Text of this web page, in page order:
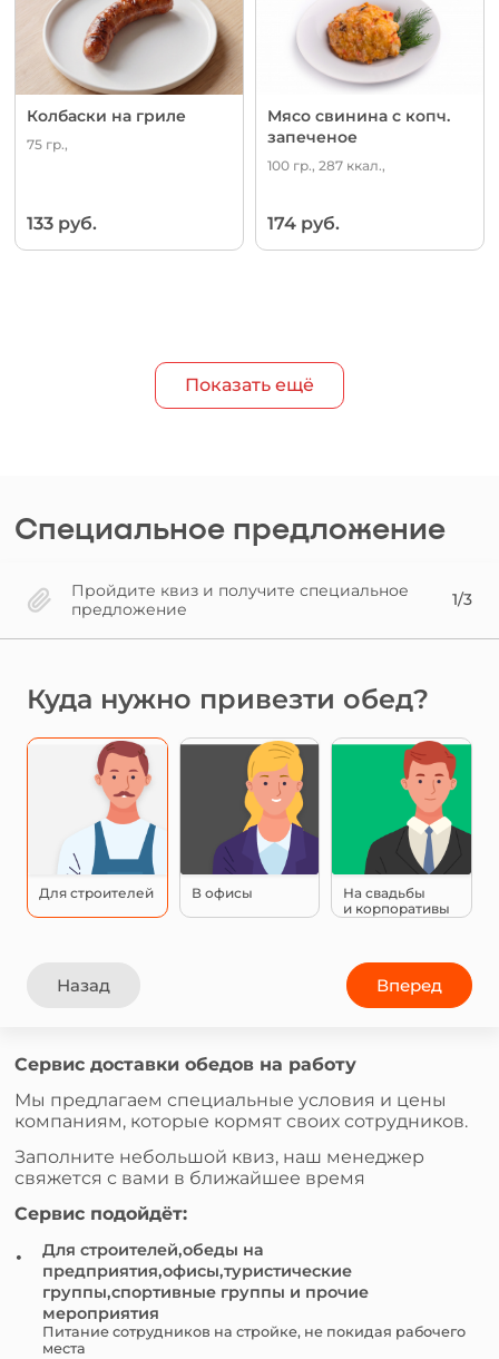
Колбаски на гриле
75 гр.,
133 руб.
Мясо свинина с копч.
запеченое
100 гр., 287 ккал.,
174 руб.
Показать ещё
Специальное предложение
Пройдите квиз и получите специальное
предложение
1/3
Куда нужно привезти обед?
Для строителей В офисы
На свадьбы
и корпоративы
Назад Вперед
Сервис доставки обедов на работу
Мы предлагаем специальные условия и цены
компаниям, которые кормят своих сотрудников.
Заполните небольшой квиз, наш менеджер
свяжется с вами в ближайшее время
Сервис подойдёт:
Для строителей,обеды на
предприятия,офисы,туристические
группы,спортивные группы и прочие
мероприятия
Питание сотрудников на стройке, не покидая рабочего
места